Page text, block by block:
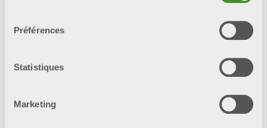
Préférences
Statistiques
Marketing